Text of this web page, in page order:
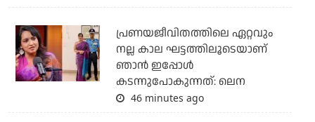
പ്രണയജീവിതത്തിലെ ഏറ്റവും
നല്ല കാല ഘട്ടത്തിലൂടെയാണ്
ഞാൻ ഇപ്പോൾ
കടന്നുപോകുന്നത്: ലെന
46 minutes ago